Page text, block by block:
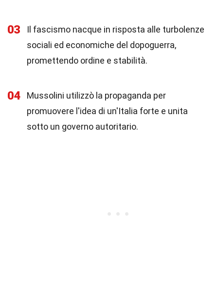
03
Il fascismo nacque in risposta alle turbolenze
sociali ed economiche del dopoguerra,
promettendo ordine e stabilità.
04
Mussolini utilizzò la propaganda per
promuovere l'idea di un'Italia forte e unita
sotto un governo autoritario.